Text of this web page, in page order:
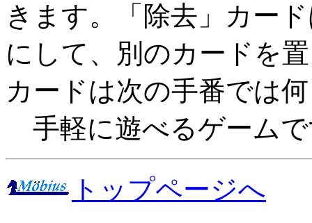
きます。「除去」カー
にして、別のカードを
カードは次の手番では
手軽に遊べるゲーム
トップページへ